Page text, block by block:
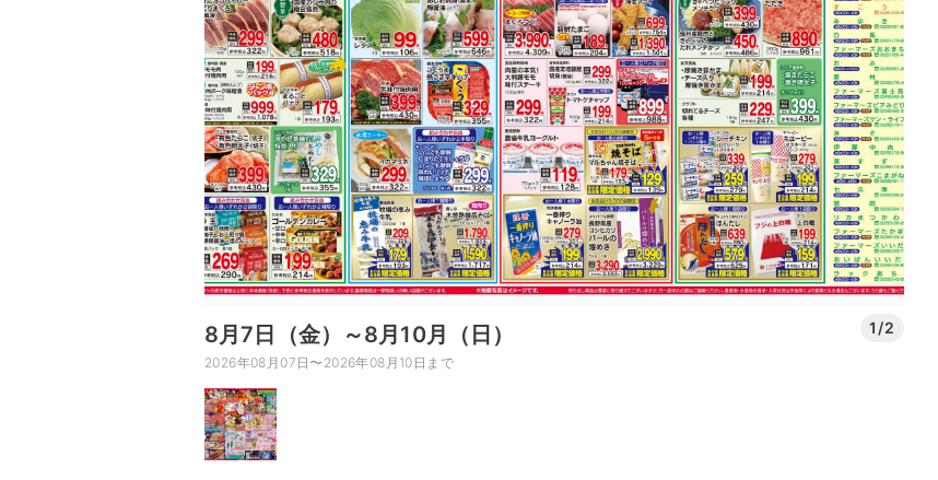
8月7日（金）～8月10月（日） 1/2
2026年08月07日〜2026年08月10日まで